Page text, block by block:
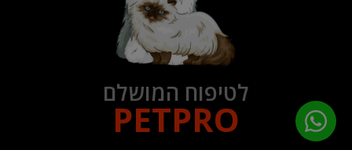
לטיפוח המושלם
PETPRO